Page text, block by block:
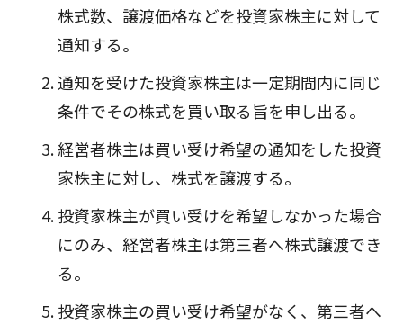
株式数、譲渡価格などを投資家株主に対して
通知する。
通知を受けた投資家株主は一定期間内に同じ
条件でその株式を買い取る旨を申し出る。
経営者株主は買い受け希望の通知をした投資
家株主に対し、株式を譲渡する。
投資家株主が買い受けを希望しなかった場合
にのみ、経営者株主は第三者へ株式譲渡でき
る。
投資家株主の買い受け希望がなく、第三者へ